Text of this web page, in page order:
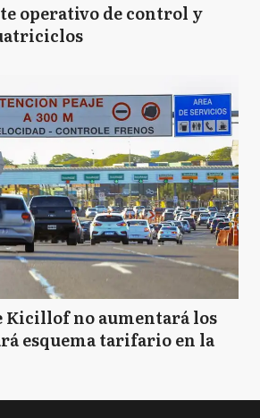
operativo de control y
Kicillof no aumentará los
esquema tarifario en la